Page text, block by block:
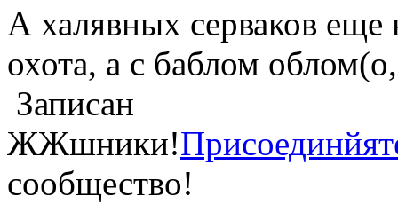
А халявных серваков еще
охота, а с баблом
Записан
ЖЖшники!
сообщество!